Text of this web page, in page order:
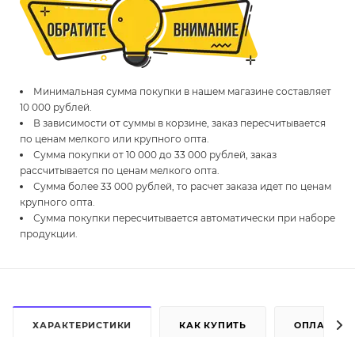
Минимальная сумма покупки в нашем магазине составляет
10 000 рублей.
В зависимости от суммы в корзине, заказ пересчитывается
по ценам мелкого или крупного опта.
Сумма покупки от 10 000 до 33 000 рублей, заказ
рассчитывается по ценам мелкого опта.
Сумма более 33 000 рублей, то расчет заказа идет по ценам
крупного опта.
Сумма покупки пересчитывается автоматически при наборе
продукции.
ХАРАКТЕРИСТИКИ КАК КУПИТЬ ОПЛАТА